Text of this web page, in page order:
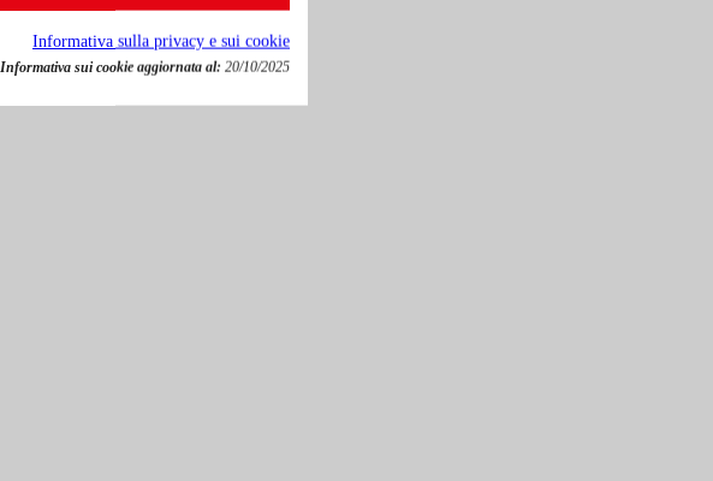
Informativa sulla privacy e sui cookie
Informativa sui cookie aggiornata al: 20/10/2025